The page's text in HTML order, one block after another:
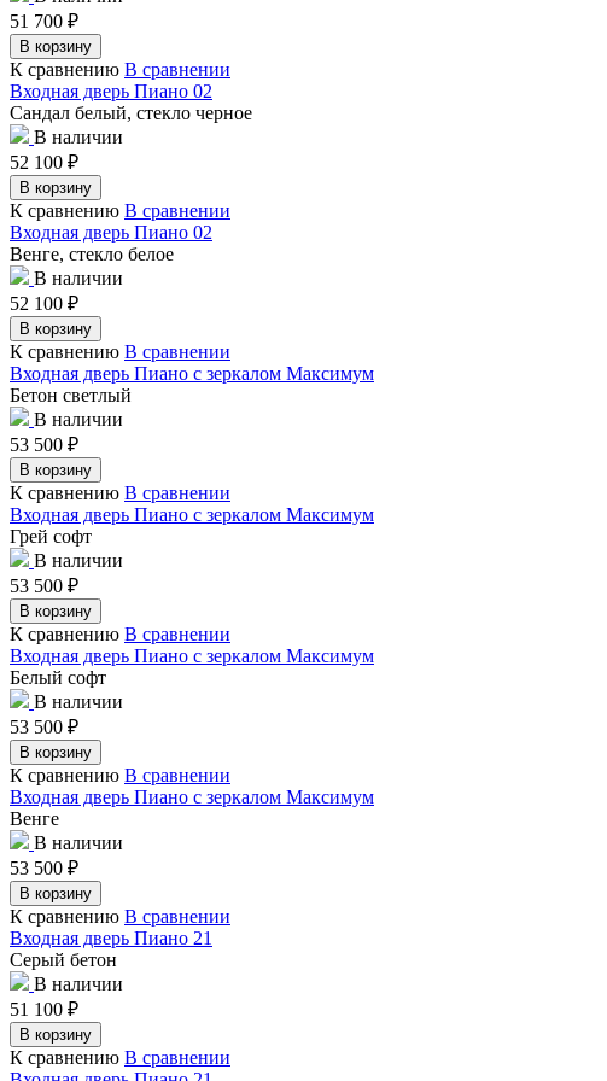
51 700 ₽
В корзину
К сравнению В сравнении
Входная дверь Пиано 02
Сандал белый, стекло черное
В наличии
52 100 ₽
В корзину
К сравнению В сравнении
Входная дверь Пиано 02
Венге, стекло белое
В наличии
52 100 ₽
В корзину
К сравнению В сравнении
Входная дверь Пиано с зеркалом Максимум
Бетон светлый
В наличии
53 500 ₽
В корзину
К сравнению В сравнении
Входная дверь Пиано с зеркалом Максимум
Грей софт
В наличии
53 500 ₽
В корзину
К сравнению В сравнении
Входная дверь Пиано с зеркалом Максимум
Белый софт
В наличии
53 500 ₽
В корзину
К сравнению В сравнении
Входная дверь Пиано с зеркалом Максимум
Венге
В наличии
53 500 ₽
В корзину
К сравнению В сравнении
Входная дверь Пиано 21
Серый бетон
В наличии
51 100 ₽
В корзину
К сравнению В сравнении